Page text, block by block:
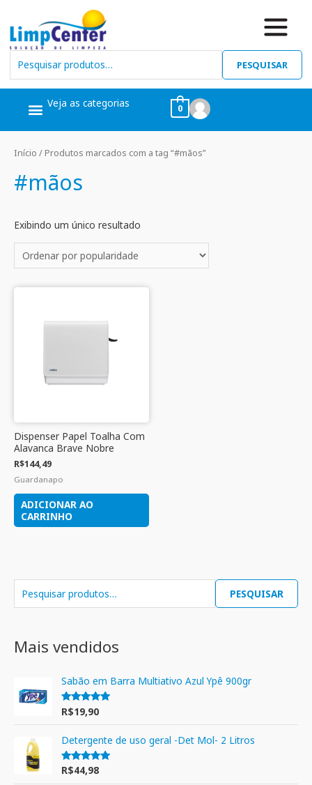
PESQUISAR
Veja as categorias 0
PESQUISAR
Mais vendidos
Sabão em Barra Multiativo Azul Ypê 900gr
Avaliação
5.00
de 5
R$19,90
Detergente de uso geral -Det Mol- 2 Litros
Avaliação
de 5
R$44,98
Início / Produtos marcados com a tag “#mãos”
#mãos
Exibindo um único resultado
Dispenser Papel Toalha Com
Alavanca Brave Nobre
R$144,49
Guardanapo
ADICIONAR AO
CARRINHO